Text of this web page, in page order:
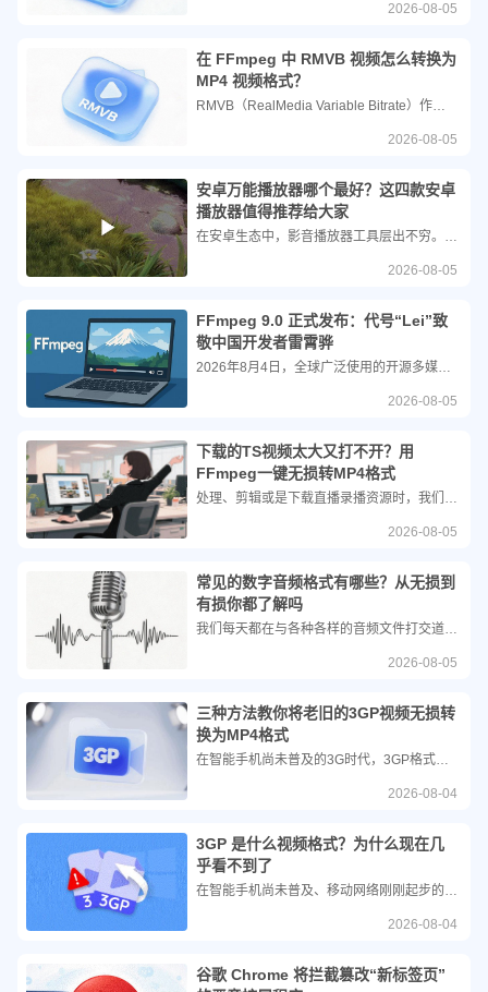
2026-08-05
在 FFmpeg 中 RMVB 视频怎么转换为
MP4 视频格式？
RMVB（RealMedia Variable Bitrate）作为一种采用可变码率技术的经典视频格式，曾凭借高压缩比在网络传输受限的年代风靡一时。然而，随着现代播放设备和移动终端的普及，RMVB 格式在互操作性和硬件解码支持上的短板日益凸显。相比之下，MP4 格式凭借其广泛的兼容性和优秀的压缩效率，已成为当今的主流标准。
2026-08-05
安卓万能播放器哪个最好？这四款安卓
播放器值得推荐给大家
在安卓生态中，影音播放器工具层出不穷。虽然许多系统自带播放器能满足基础需求，但面对高清高码率视频、特殊编码格式或外挂字幕时，往往显得力不从心。因此，一款兼容性强、解码稳定且操作流畅的“万能播放器”成为了许多用户的刚需。结合当前网络上的热门应用与用户口碑，以下几款安卓万能播放器各具特色，值得重点关注。
2026-08-05
FFmpeg 9.0 正式发布：代号“Lei”致
敬中国开发者雷霄骅
2026年8月4日，全球广泛使用的开源多媒体框架 FFmpeg 正式发布了 9.0 稳定版本。此次大版本更新不仅带来了多项前沿的技术特性，更在命名上打破了延续多年的传统 9.0 版本被命名为“Lei”，以此纪念已故的中国音视频技术专家雷霄骅，今年恰逢他逝世十周年。
2026-08-05
下载的TS视频太大又打不开？用
FFmpeg一键无损转MP4格式
处理、剪辑或是下载直播录播资源时，我们经常会遇到后缀名为 .ts 的视频文件。这类文件往往体积庞大，且许多常见的视频播放器或剪辑软件都无法直接兼容。面对这一痛点，将 TS 文件转换为通用性极强的 MP4 格式成为了刚需。虽然市面上有许多图形界面的转换工具，但对于追求高效、无损和批量处理的用户来说，掌握专业的命令行工具才是终极解决方案。
2026-08-05
常见的数字音频格式有哪些？从无损到
有损你都了解吗
我们每天都在与各种各样的音频文件打交道，然而面对后缀名各异的音频文件，许多人常常分不清楚哪种更好。数字音频格式本质上是计算机存储和处理声音数据的编码方式，它们通过采样与量化将模拟声音转化为数字文件。根据压缩方式和应用场景的不同，常见的数字音频格式主要可以分为无损格式、有损格式以及特殊用途格式三大类。
2026-08-05
三种方法教你将老旧的3GP视频无损转
换为MP4格式
在智能手机尚未普及的3G时代，3GP格式因其极小的文件体积和极低的带宽需求，曾是移动设备上的主流视频格式。然而，随着4G/5G网络的普及和高清屏幕的迭代，3GP画质低、兼容性差的劣势日益凸显。如今，无论是为了在各类设备上流畅播放，还是为了进行视频编辑，将3GP转换为兼容性最强、画质更优的MP4格式已成为刚需。
2026-08-04
3GP 是什么视频格式？为什么现在几
乎看不到了
在智能手机尚未普及、移动网络刚刚起步的年代，如果你想在手机上看一段视频或播放一段彩信，大概率会接触到一种名为3GP的视频格式。作为移动通信发展史上的一个特殊符号，3GP承载了无数人的早期数字记忆。然而，随着技术的飞速迭代，这种曾经风靡一时的格式如今已难觅踪影。
2026-08-04
谷歌 Chrome 将拦截篡改“新标签页”